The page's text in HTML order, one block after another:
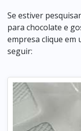
Se estiver
para chocolate e
empresa clique em
seguir: